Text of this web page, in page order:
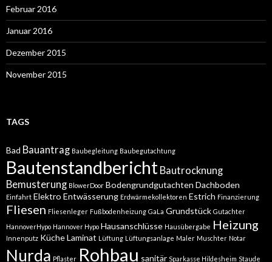
Februar 2016
Januar 2016
Dezember 2015
November 2015
TAGS
Bad Bauantrag Baubegleitung Baubegutachtung
Bautenstandbericht Bautrocknung
Bemusterung BlowerDoor Bodengrundgutachten Dachboden
Einfahrt Elektro Entwässerung Erdwärmekollektoren Estrich Finanzierung
Fliesen Fliesenleger Fußbodenheizung GaLa Grundstück Gutachter
HannoverHypo Hannover Hypo Hausanschlüsse Hausübergabe Heizung
Innenputz KücheLaminat Lüftung Lüftungsanlage Maler Muschter Notar
Nurda Pflaster Rohbau sanitär Sparkasse Hildesheim Staude